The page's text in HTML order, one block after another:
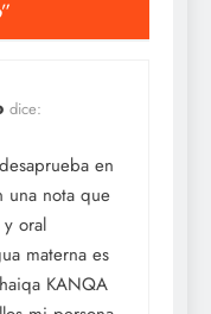
”
dice:
en
una nota que
oral
materna es
KANQA